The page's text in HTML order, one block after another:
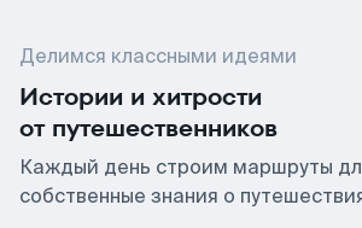
Делимся классными идеями
Истории и хитрости
от путешественников
Каждый день строим маршруты
собственные знания о